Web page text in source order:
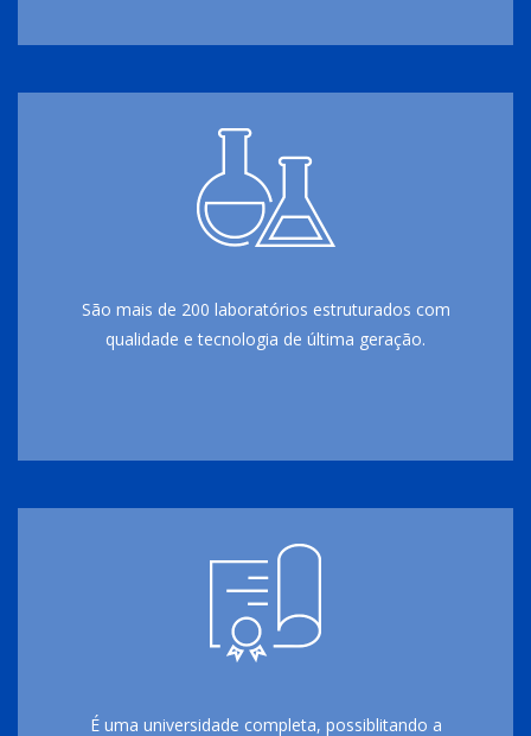
São mais de 200 laboratórios estruturados com
qualidade e tecnologia de última geração.
É uma universidade completa, possiblitando a